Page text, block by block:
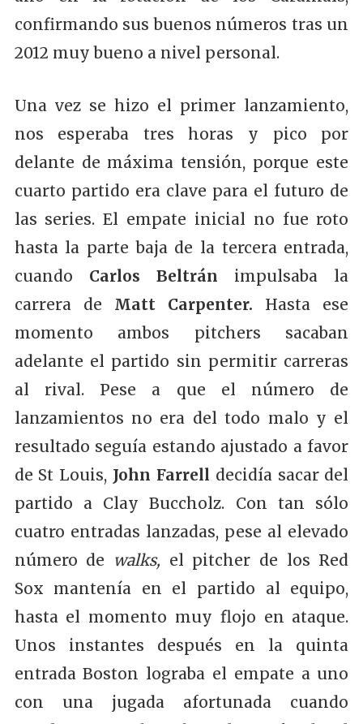
confirmando sus buenos números tras un
2012 muy bueno a nivel personal.
Una vez se hizo el primer lanzamiento,
nos esperaba tres horas y pico por
delante de máxima tensión, porque este
cuarto partido era clave para el futuro de
las series. El empate inicial no fue roto
hasta la parte baja de la tercera entrada,
cuando Carlos Beltrán impulsaba la
carrera de Matt Carpenter. Hasta ese
momento ambos pitchers sacaban
adelante el partido sin permitir carreras
al rival. Pese a que el número de
lanzamientos no era del todo malo y el
resultado seguía estando ajustado a favor
de St Louis, John Farrell decidía sacar del
partido a Clay Buccholz. Con tan sólo
cuatro entradas lanzadas, pese al elevado
número de walks, el pitcher de los Red
Sox mantenía en el partido al equipo,
hasta el momento muy flojo en ataque.
Unos instantes después en la quinta
entrada Boston lograba el empate a uno
con una jugada afortunada cuando